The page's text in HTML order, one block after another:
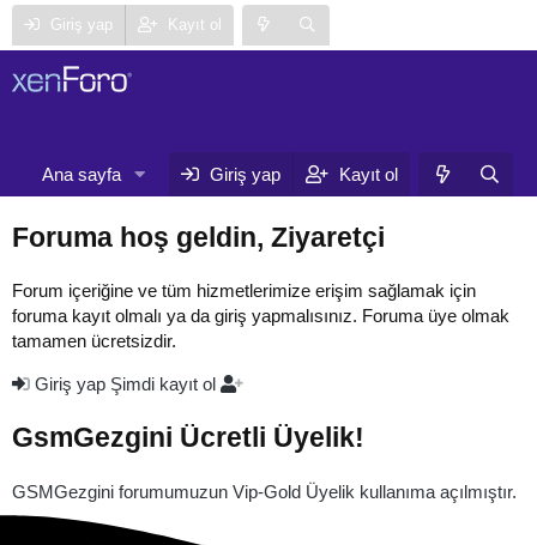
Giriş yap Kayıt ol
Ana sayfa Forumlar
Giriş yap Kayıt ol
Foruma hoş geldin, Ziyaretçi
Forum içeriğine ve tüm hizmetlerimize erişim sağlamak için
foruma kayıt olmalı ya da giriş yapmalısınız. Foruma üye olmak
tamamen ücretsizdir.
Giriş yap Şimdi kayıt ol
GsmGezgini Ücretli Üyelik!
GSMGezgini forumumuzun Vip-Gold Üyelik kullanıma açılmıştır.